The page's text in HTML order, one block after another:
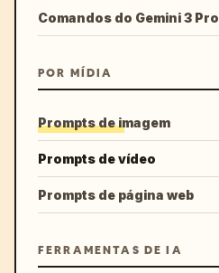
Comandos do Gemini 3 Pro
POR MÍDIA
Prompts de imagem
Prompts de vídeo
Prompts de página web
FERRAMENTAS DE IA